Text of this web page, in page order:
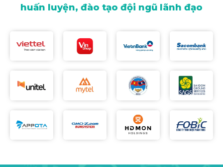
huấn luyện, đào tạo đội ngũ lãnh đạo